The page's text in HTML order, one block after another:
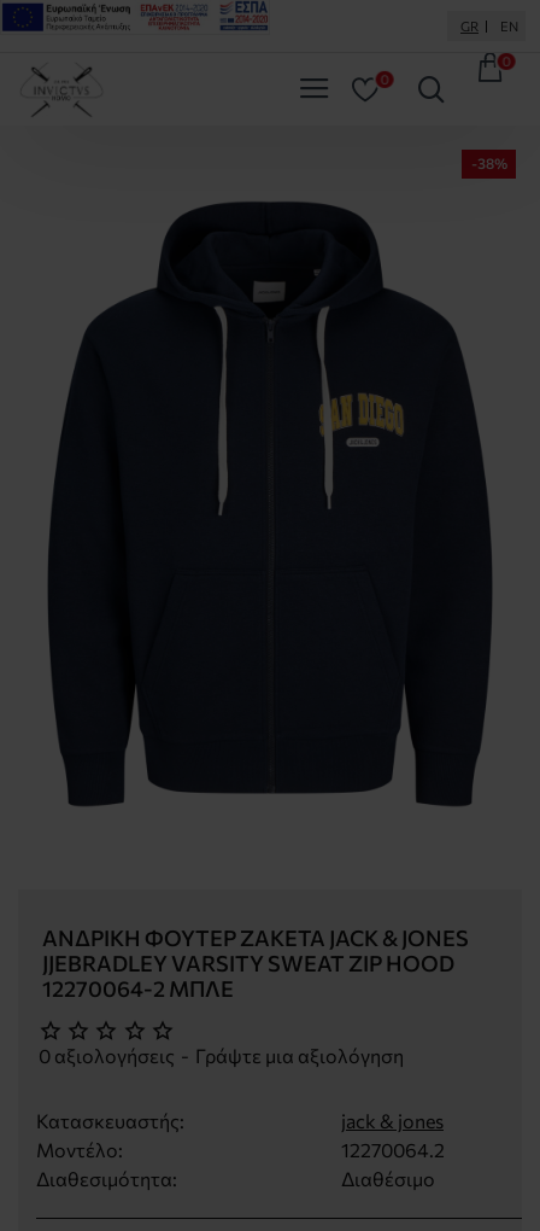
GR EN
0
0
-38%
ΑΝΔΡΙΚΉ ΦΟΎΤΕΡ ΖΑΚΈΤΑ JACK & JONES
JJEBRADLEY VARSITY SWEAT ZIP HOOD
12270064-2 ΜΠΛΈ
Κατασκευαστής:
jack & jones
Μοντέλο:
12270064.2
Διαθεσιμότητα:
Διαθέσιμο
0 αξιολογήσεις - Γράψτε μια αξιολόγηση